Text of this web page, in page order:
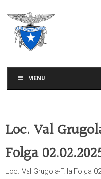
MENU
Loc. Val
Folga
Loc. Val Grugola-F.lla Folga